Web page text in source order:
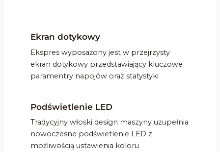
Ekran dotykowy
Ekspres wyposażony jest w przejrzysty
ekran dotykowy przedstawiający kluczowe
paramentry napojów oraz statystyki
Podświetlenie LED
Tradycyjny włoski design maszyny uzupełnia
nowoczesne podświetlenie LED z
możliwością ustawienia koloru